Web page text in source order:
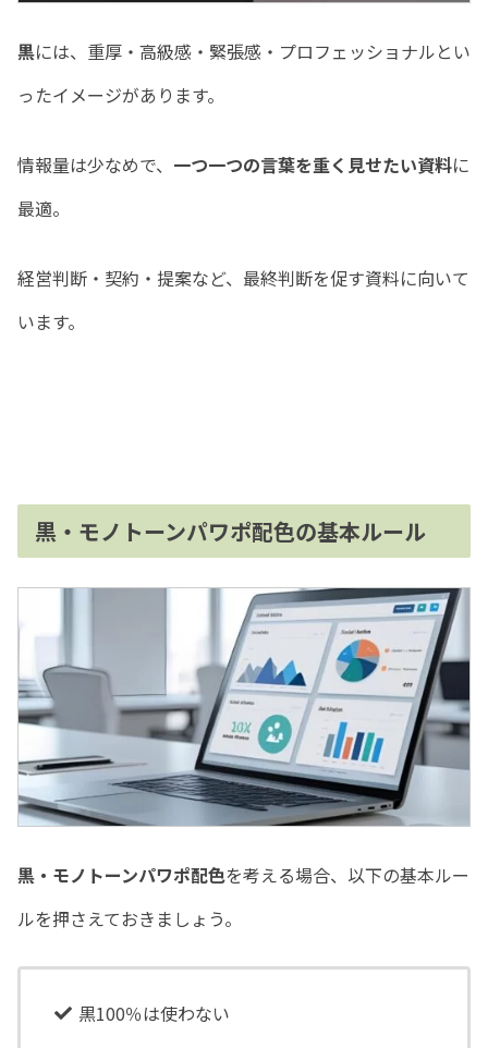
黒には、重厚・高級感・緊張感・プロフェッショナルとい
ったイメージがあります。
情報量は少なめで、 一つ一つの言葉を重く見せたい資料に
最適。
経営判断・契約・提案など、最終判断を促す資料に向いて
います。
黒・モノトーンパワポ配色の基本ルール
黒・モノトーンパワポ配色を考える場合、以下の基本ルー
ルを押さえておきましょう。
黒100％は使わない